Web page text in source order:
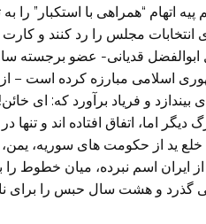
اتهام “همراهی با استکبار” را به
انتخابات مجلس را رد کنند و
قدیانی- عضو برجسته
و فریاد برآورد که: ای
دیگر اما، اتفاق افتاده اند و
ید از حکومت های سوریه، یمن،
ایران اسم نبرده، میان خطوط
گذرد و هشت سال حبس را برای